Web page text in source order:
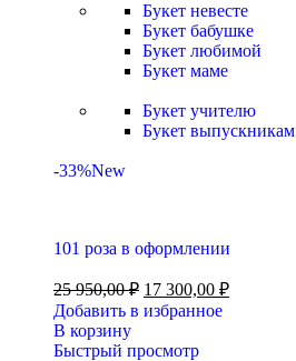
Букет невесте
Букет бабушке
Букет любимой
Букет маме
Букет учителю
Букет выпускникам
-33%New
101 роза в оформлении
25 950,00₽ 17 300,00 ₽
Добавить в избранное
В корзину
Быстрый просмотр